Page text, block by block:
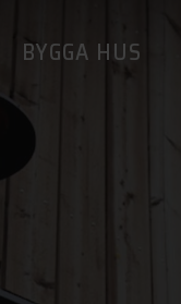
BYGGA HUS